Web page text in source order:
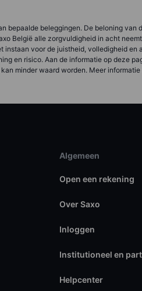
bepaalde beleggingen. De beloning van
België alle zorgvuldigheid in acht
instaan voor de juistheid, volledigheid en
en risico. Aan de informatie op deze
minder waard worden. Meer
Algemeen
Open een rekening
Over Saxo
Inloggen
Institutioneel en
Helpcenter